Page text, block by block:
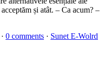
și atât. – Ca acum? –
· 0 comments · Sunet E-Wolrd